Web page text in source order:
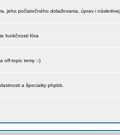
jeho počiatočného dolaďovania, úprav i
funkčnosti fóra
off-topic temy :-)
a špeciality phpbb.